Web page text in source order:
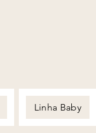
Linha Baby